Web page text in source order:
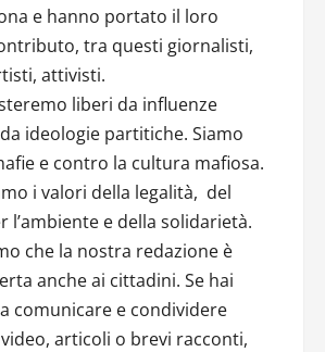
e hanno portato il loro
tra questi giornalisti,
attivisti.
liberi da influenze
ideologie partitiche. Siamo
e contro la cultura mafiosa.
i valori della legalità, del
l’ambiente e della solidarietà.
che la nostra redazione è
anche ai cittadini. Se hai
comunicare e condividere
articoli o brevi racconti,